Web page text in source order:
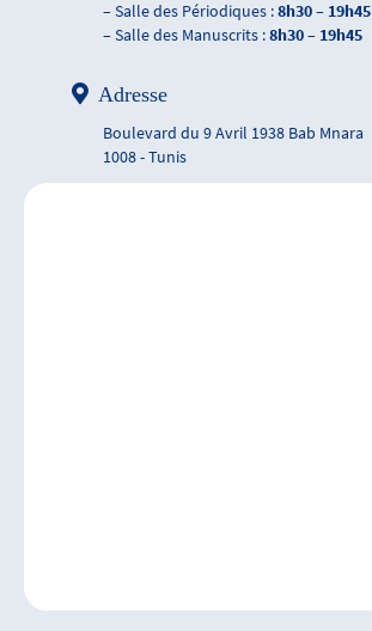
– Salle des Périodiques :8h30 – 19h45
– Salle des Manuscrits :8h30 – 19h45
Adresse
Boulevard du 9 Avril 1938 Bab Mnara
1008 - Tunis